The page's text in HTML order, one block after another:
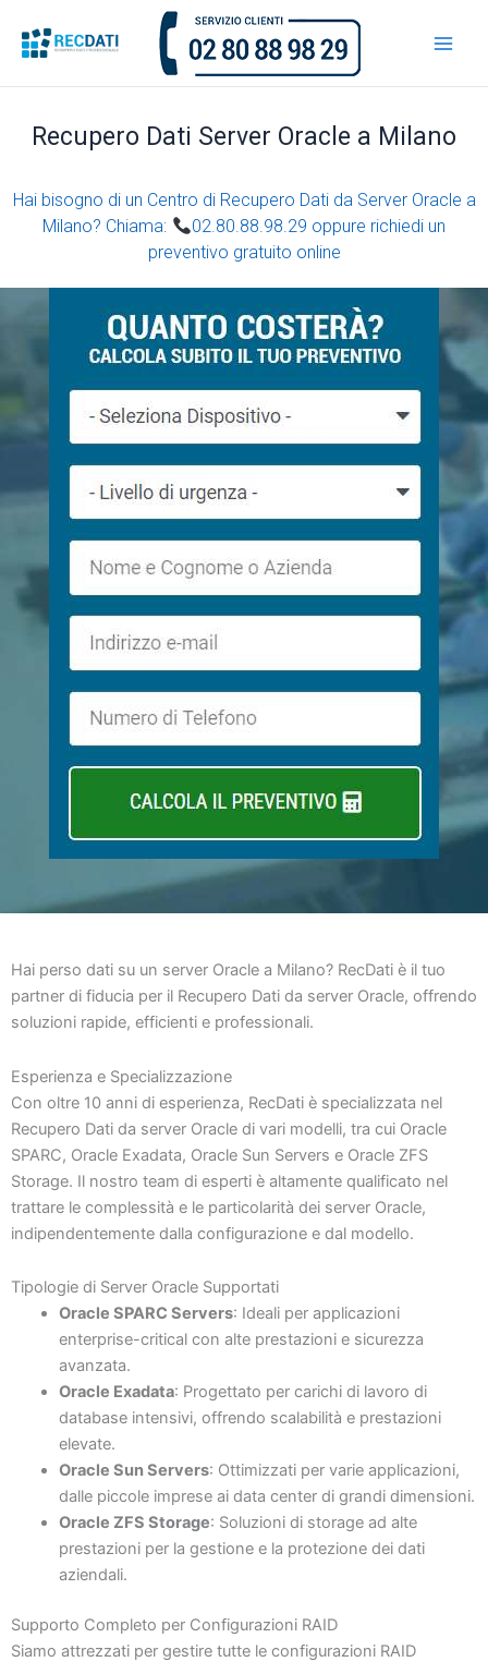
contenuto
Recupero Dati Server Oracle a Milano
Hai bisogno di un Centro di Recupero Dati da Server Oracle a
Milano? Chiama:
02.80.88.98.29 oppure richiedi un
preventivo gratuito online
Hai perso dati su un server Oracle a Milano? RecDati è il tuo
partner di fiducia per il Recupero Dati da server Oracle, offrendo
soluzioni rapide, efficienti e professionali.
Esperienza e Specializzazione
Con oltre 10 anni di esperienza, RecDati è specializzata nel
Recupero Dati da server Oracle di vari modelli, tra cui Oracle
SPARC, Oracle Exadata, Oracle Sun Servers e Oracle ZFS
Storage. Il nostro team di esperti è altamente qualificato nel
trattare le complessità e le particolarità dei server Oracle,
indipendentemente dalla configurazione e dal modello.
Tipologie di Server Oracle Supportati
Oracle SPARC Servers: Ideali per applicazioni
enterprise-critical con alte prestazioni e sicurezza
avanzata.
Oracle Exadata: Progettato per carichi di lavoro di
database intensivi, offrendo scalabilità e prestazioni
elevate.
Oracle Sun Servers: Ottimizzati per varie applicazioni,
dalle piccole imprese ai data center di grandi dimensioni.
Oracle ZFS Storage: Soluzioni di storage ad alte
prestazioni per la gestione e la protezione dei dati
aziendali.
Supporto Completo per Configurazioni RAID
Siamo attrezzati per gestire tutte le configurazioni RAID